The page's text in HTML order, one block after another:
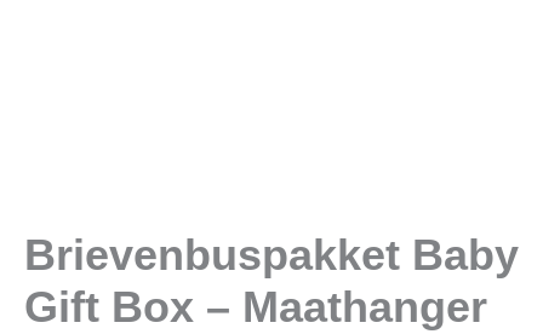
Brievenbuspakket Baby
Gift Box – Maathanger